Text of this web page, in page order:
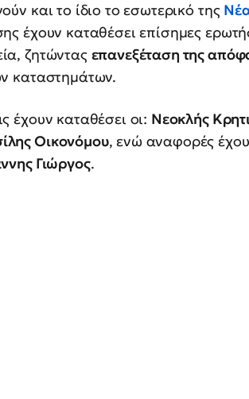
και το ίδιο το εσωτερικό της
έχουν καταθέσει επίσημες
ζητώντας επανεξέταση της
καταστημάτων.
έχουν καταθέσει οι: Νεοκλής
Οικονόμου, ενώ αναφορές
Γιώργος.